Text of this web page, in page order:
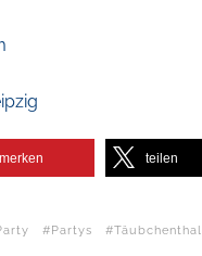
merken teilen
Partys Täubchenthal